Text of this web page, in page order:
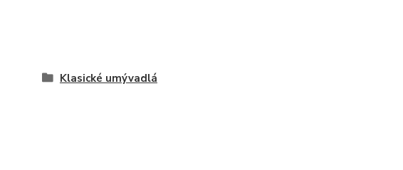
Klasické umývadlá